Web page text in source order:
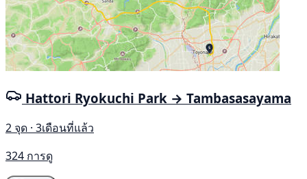
Hattori Ryokuchi Park → Tambasasayama
2 จุด · 3เดือนที่แล้ว
324 การดู